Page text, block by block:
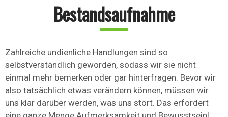
Bestandsaufnahme
Zahlreiche undienliche Handlungen sind so
selbstverständlich geworden, sodass wir sie nicht
einmal mehr bemerken oder gar hinterfragen. Bevor wir
also tatsächlich etwas verändern können, müssen wir
uns klar darüber werden, was uns stört. Das erfordert